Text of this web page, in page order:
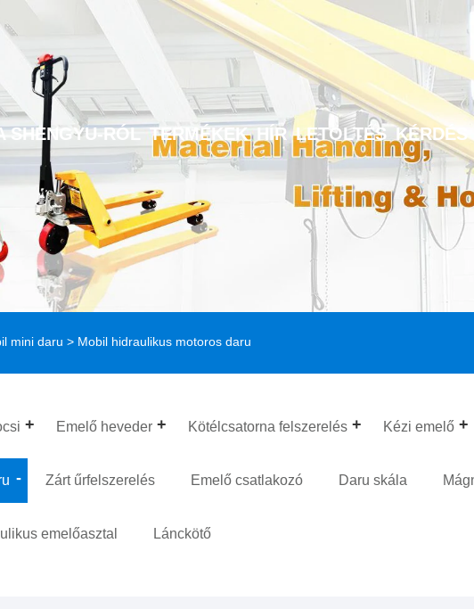
SHENGYU-RÓL TERMÉKEK HÍR LETÖLTÉS
mini daru > Mobil hidraulikus motoros daru
Emelő heveder Kötélcsatorna felszerelés Kézi emelő
Zárt űrfelszerelés Emelő csatlakozó Daru skála
emelőasztal Lánckötő